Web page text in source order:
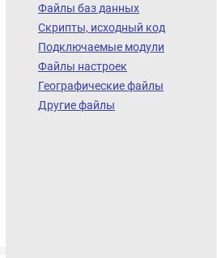
Файлы баз данных
Скрипты, исходный код
Подключаемые модули
Файлы настроек
Географические файлы
Другие файлы